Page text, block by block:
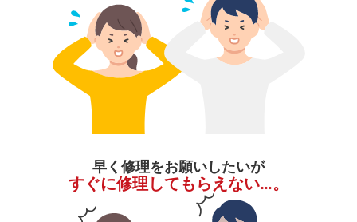
早く修理をお願いしたいが
すぐに修理してもらえない…。